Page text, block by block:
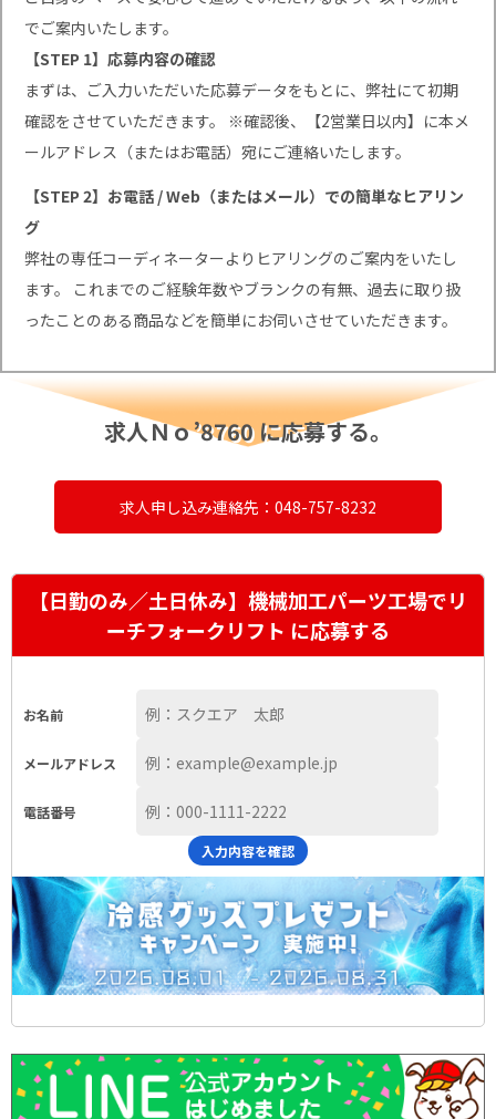
でご案内いたします。
【STEP 1】応募内容の確認
まずは、ご入力いただいた応募データをもとに、弊社にて初期
確認をさせていただきます。 ※確認後、【2営業日以内】に本メ
ールアドレス（またはお電話）宛にご連絡いたします。
【STEP 2】お電話 / Web（またはメール）での簡単なヒアリン
グ
弊社の専任コーディネーターよりヒアリングのご案内をいたし
ます。 これまでのご経験年数やブランクの有無、過去に取り扱
ったことのある商品などを簡単にお伺いさせていただきます。
求人Ｎｏ’8760 に応募する。
求人申し込み連絡先：048-757-8232
【日勤のみ／土日休み】機械加工パーツ工場でリ
ーチフォークリフト に応募する
お名前
メールアドレス
電話番号
入力内容を確認